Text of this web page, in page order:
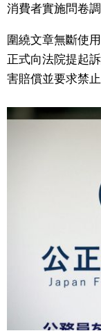
科學技術
生活
工作勞動
消費者實施問卷
圍繞文章無斷使
正式向法院提起
害賠償並要求禁